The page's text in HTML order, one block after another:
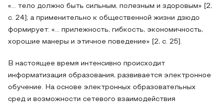
«… тело должно быть сильным, полезным и здоровым» [2,
с. 24]; а применительно к общественной жизни дзюдо
формирует: «… прилежность, гибкость, экономичность,
хорошие манеры и этичное поведение» [2, с. 25].
В настоящее время интенсивно происходит
информатизация образования, развивается электронное
обучение. На основе электронных образовательных
сред и возможности сетевого взаимодействия